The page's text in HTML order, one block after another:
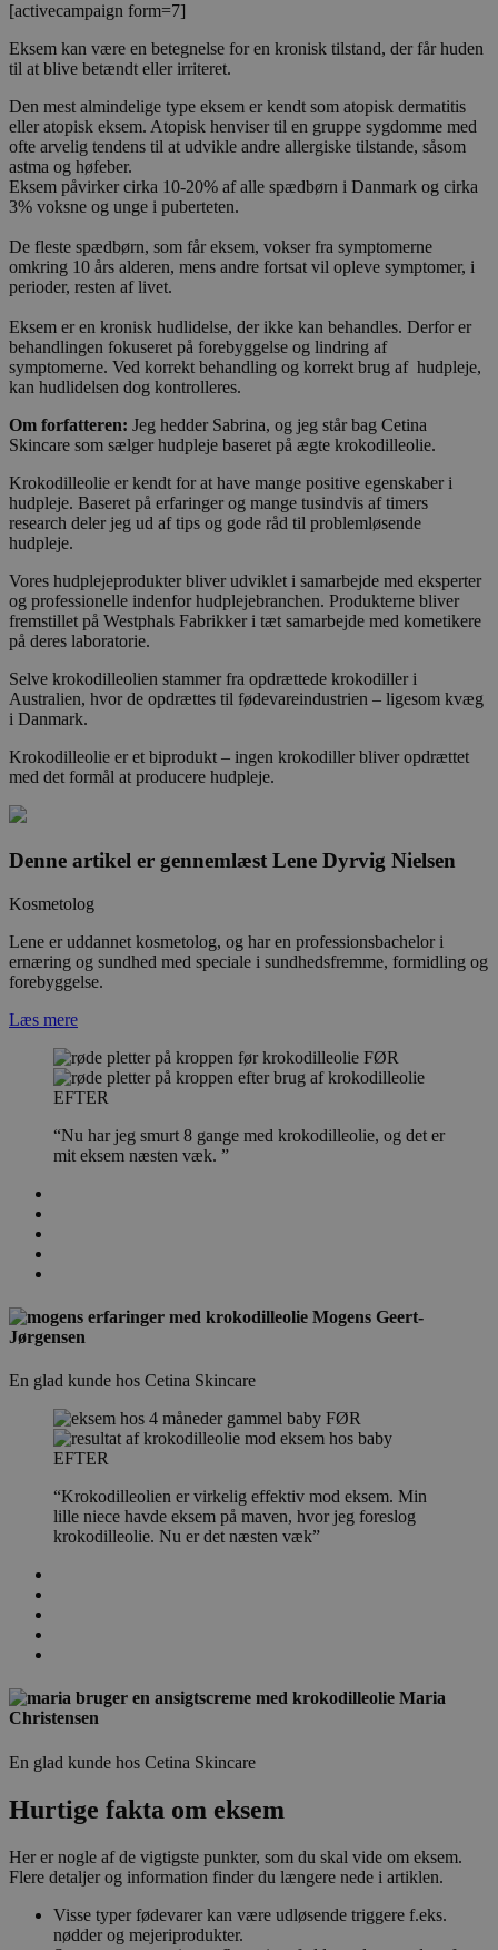
[activecampaign form=7]
Eksem kan være en betegnelse for en kronisk tilstand, der får huden
til at blive betændt eller irriteret.
Den mest almindelige type eksem er kendt som atopisk dermatitis
eller atopisk eksem. Atopisk henviser til en gruppe sygdomme med
ofte arvelig tendens til at udvikle andre allergiske tilstande, såsom
astma og høfeber.
Eksem påvirker cirka 10-20% af alle spædbørn i Danmark og cirka
3% voksne og unge i puberteten.
De fleste spædbørn, som får eksem, vokser fra symptomerne
omkring 10 års alderen, mens andre fortsat vil opleve symptomer, i
perioder, resten af livet.
Eksem er en kronisk hudlidelse, der ikke kan behandles. Derfor er
behandlingen fokuseret på forebyggelse og lindring af
symptomerne. Ved korrekt behandling og korrekt brug af hudpleje,
kan hudlidelsen dog kontrolleres.
Om forfatteren: Jeg hedder Sabrina, og jeg står bag Cetina
Skincare som sælger hudpleje baseret på ægte krokodilleolie.
Krokodilleolie er kendt for at have mange positive egenskaber i
hudpleje. Baseret på erfaringer og mange tusindvis af timers
research deler jeg ud af tips og gode råd til problemløsende
hudpleje.
Vores hudplejeprodukter bliver udviklet i samarbejde med eksperter
og professionelle indenfor hudplejebranchen. Produkterne bliver
fremstillet på Westphals Fabrikker i tæt samarbejde med kometikere
på deres laboratorie.
Selve krokodilleolien stammer fra opdrættede krokodiller i
Australien, hvor de opdrættes til fødevareindustrien – ligesom kvæg
i Danmark.
Krokodilleolie er et biprodukt – ingen krokodiller bliver opdrættet
med det formål at producere hudpleje.
Denne artikel er gennemlæst Lene Dyrvig Nielsen
Kosmetolog
Lene er uddannet kosmetolog, og har en professionsbachelor i
ernæring og sundhed med speciale i sundhedsfremme, formidling og
forebyggelse.
Læs mere
FØR
EFTER
“Nu har jeg smurt 8 gange med krokodilleolie, og det er
mit eksem næsten væk. ”
Mogens Geert-
Jørgensen
En glad kunde hos Cetina Skincare
FØR
EFTER
“Krokodilleolien er virkelig effektiv mod eksem. Min
lille niece havde eksem på maven, hvor jeg foreslog
krokodilleolie. Nu er det næsten væk”
Maria
Christensen
En glad kunde hos Cetina Skincare
Hurtige fakta om eksem
Her er nogle af de vigtigste punkter, som du skal vide om eksem.
Flere detaljer og information finder du længere nede i artiklen.
Visse typer fødevarer kan være udløsende triggere f.eks.
nødder og mejeriprodukter.